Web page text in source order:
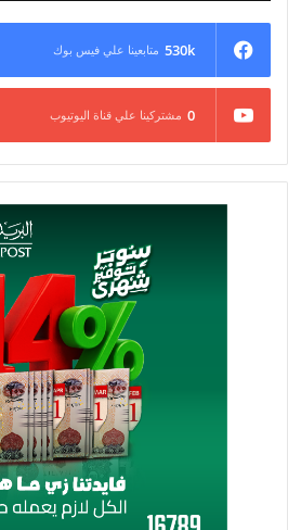
530k متابعينا علي فيس بوك
0 مشتركينا علي قناة اليوتيوب